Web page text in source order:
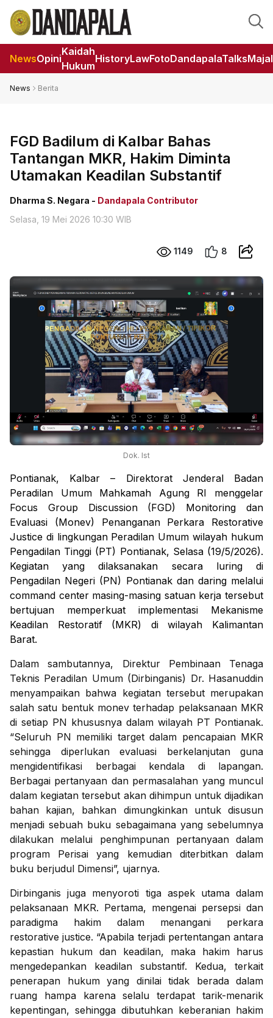
NewsOpini
Kaidah
Hukum
HistoryLawFotoDandapalaTalks
News Berita
FGD Badilum di Kalbar Bahas
Tantangan MKR, Hakim Diminta
Utamakan Keadilan Substantif
Dharma S. Negara - Dandapala Contributor
Selasa, 19 Mei 2026 10:30 WIB
1149 8
Dok. Ist
Pontianak, Kalbar – Direktorat Jenderal Badan
Peradilan Umum Mahkamah Agung RI menggelar
Focus Group Discussion (FGD) Monitoring dan
Evaluasi (Monev) Penanganan Perkara Restorative
Justice di lingkungan Peradilan Umum wilayah hukum
Pengadilan Tinggi (PT) Pontianak, Selasa (19/5/2026).
Kegiatan yang dilaksanakan secara luring di
Pengadilan Negeri (PN) Pontianak dan daring melalui
command center masing-masing satuan kerja tersebut
bertujuan memperkuat implementasi Mekanisme
Keadilan Restoratif (MKR) di wilayah Kalimantan
Barat.
Dalam sambutannya, Direktur Pembinaan Tenaga
Teknis Peradilan Umum (Dirbinganis) Dr. Hasanuddin
menyampaikan bahwa kegiatan tersebut merupakan
salah satu bentuk monev terhadap pelaksanaan MKR
di setiap PN khususnya dalam wilayah PT Pontianak.
“Seluruh PN memiliki target dalam pencapaian MKR
sehingga diperlukan evaluasi berkelanjutan guna
mengidentifikasi berbagai kendala di lapangan.
Berbagai pertanyaan dan permasalahan yang muncul
dalam kegiatan tersebut akan dihimpun untuk dijadikan
bahan kajian, bahkan dimungkinkan untuk disusun
menjadi sebuah buku sebagaimana yang sebelumnya
dilakukan melalui penghimpunan pertanyaan dalam
program Perisai yang kemudian diterbitkan dalam
buku berjudul Dimensi”, ujarnya.
Dirbinganis juga menyoroti tiga aspek utama dalam
pelaksanaan MKR. Pertama, mengenai persepsi dan
paradigma hakim dalam menangani perkara
restorative justice. “Apabila terjadi pertentangan antara
kepastian hukum dan keadilan, maka hakim harus
mengedepankan keadilan substantif. Kedua, terkait
penerapan hukum yang dinilai tidak berada dalam
ruang hampa karena selalu terdapat tarik-menarik
kepentingan, sehingga dibutuhkan keberanian hakim